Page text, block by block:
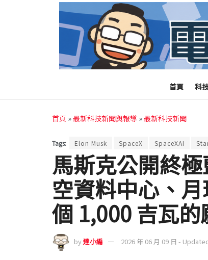
首頁 科
首頁 »最新科技新聞與報導 »最新科技新聞
Tags: Elon Musk SpaceX SpaceXAI
馬斯克公開終
空資料中心、
個 1,000 吉瓦的
by達小編 2026 年 06 月 09 日 -